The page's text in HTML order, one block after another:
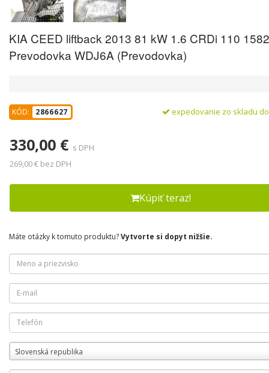
KIA CEED liftback 2013 81 kW 1.6 CRDi 110 1582
Prevodovka WDJ6A (Prevodovka)
KÓD: 2866627 expedovanie zo skladu
330,00 € s DPH
269,00 € bez DPH
Kúpiť teraz!
Máte otázky k tomuto produktu?Vytvorte si dopyt nižšie.
Slovenská republika